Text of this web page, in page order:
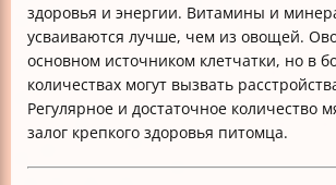
здоровья и энергии. Витамины и
усваиваются лучше, чем из овощей.
основном источником клетчатки, но в
количествах могут вызвать
Регулярное и достаточное количество
залог крепкого здоровья питомца.